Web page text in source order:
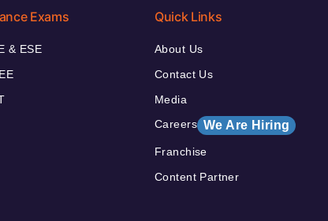
Exams
& ESE
Quick Links
About Us
Contact Us
Media
Careers We Are Hiring
Franchise
Content Partner